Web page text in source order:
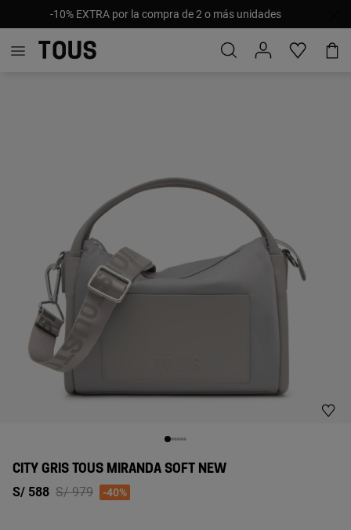
-10% EXTRA por la compra de 2 o más unidades
CITY GRIS TOUS MIRANDA SOFT NEW
S/ 588 Price reduced from
S/ 979to-40%